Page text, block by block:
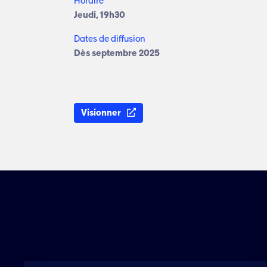
Jeudi, 19h30
Dates de diffusion
Dès septembre 2025
Visionner